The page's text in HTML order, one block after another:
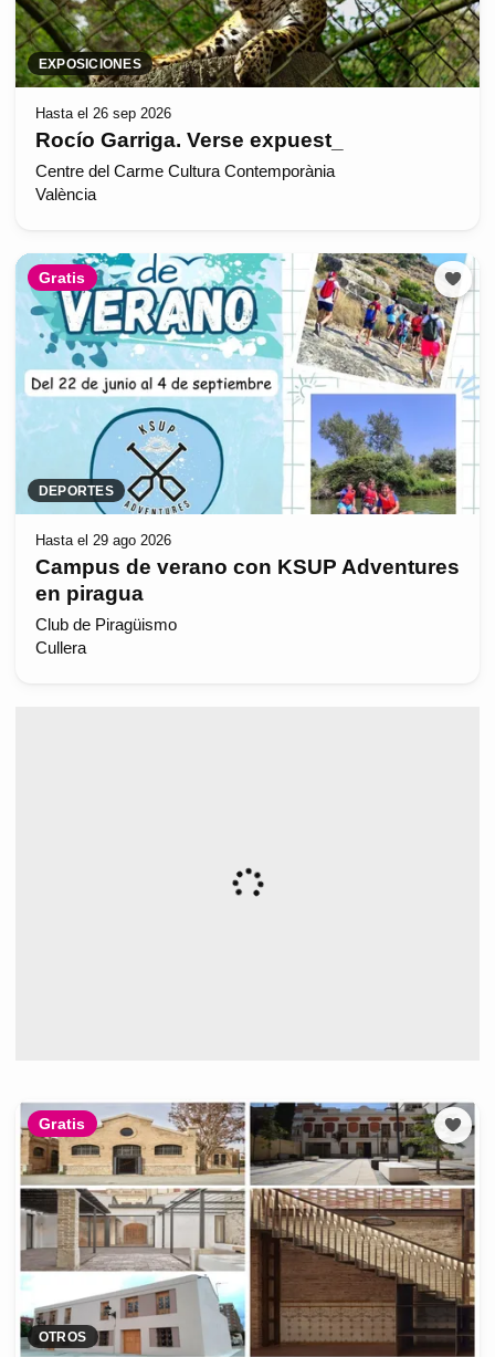
EXPOSICIONES
Hasta el 26 sep 2026
Rocío Garriga. Verse expuest_
Centre del Carme Cultura Contemporània
València
Gratis
DEPORTES
Hasta el 29 ago 2026
Campus de verano con KSUP Adventures
en piragua
Club de Piragüismo
Cullera
Gratis
OTROS